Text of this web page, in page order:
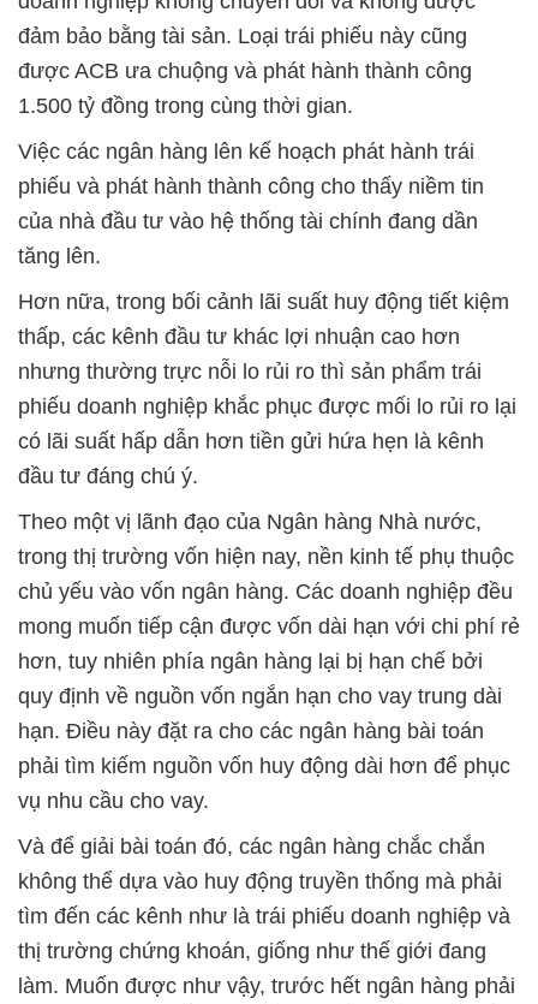
đảm bảo bằng tài sản. Loại trái phiếu này cũng
được ACB ưa chuộng và phát hành thành công
1.500 tỷ đồng trong cùng thời gian.
Việc các ngân hàng lên kế hoạch phát hành trái
phiếu và phát hành thành công cho thấy niềm tin
của nhà đầu tư vào hệ thống tài chính đang dần
tăng lên.
Hơn nữa, trong bối cảnh lãi suất huy động tiết kiệm
thấp, các kênh đầu tư khác lợi nhuận cao hơn
nhưng thường trực nỗi lo rủi ro thì sản phẩm trái
phiếu doanh nghiệp khắc phục được mối lo rủi ro lại
có lãi suất hấp dẫn hơn tiền gửi hứa hẹn là kênh
đầu tư đáng chú ý.
Theo một vị lãnh đạo của Ngân hàng Nhà nước,
trong thị trường vốn hiện nay, nền kinh tế phụ thuộc
chủ yếu vào vốn ngân hàng. Các doanh nghiệp đều
mong muốn tiếp cận được vốn dài hạn với chi phí rẻ
hơn, tuy nhiên phía ngân hàng lại bị hạn chế bởi
quy định về nguồn vốn ngắn hạn cho vay trung dài
hạn. Điều này đặt ra cho các ngân hàng bài toán
phải tìm kiếm nguồn vốn huy động dài hơn để phục
vụ nhu cầu cho vay.
Và để giải bài toán đó, các ngân hàng chắc chắn
không thể dựa vào huy động truyền thống mà phải
tìm đến các kênh như là trái phiếu doanh nghiệp và
thị trường chứng khoán, giống như thế giới đang
làm. Muốn được như vậy, trước hết ngân hàng phải